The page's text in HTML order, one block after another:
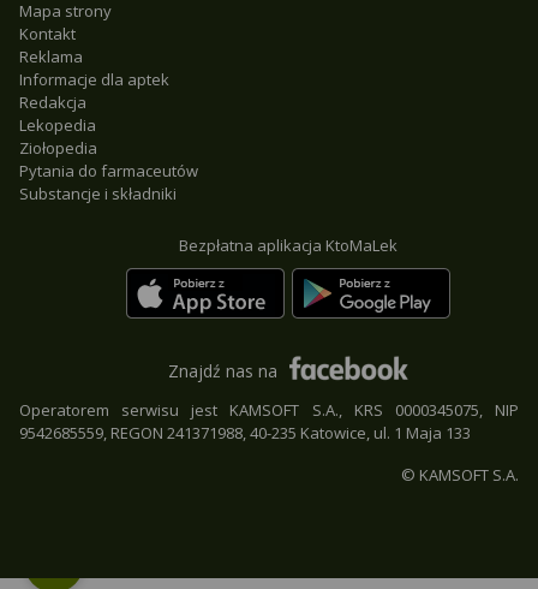
Mapa strony
Kontakt
Reklama
Informacje dla aptek
Redakcja
Lekopedia
Ziołopedia
Pytania do farmaceutów
Substancje i składniki
Bezpłatna aplikacja KtoMaLek
Znajdź nas na
Operatorem serwisu jest KAMSOFT S.A., KRS 0000345075, NIP
9542685559, REGON 241371988, 40-235 Katowice, ul. 1 Maja 133
© KAMSOFT S.A.